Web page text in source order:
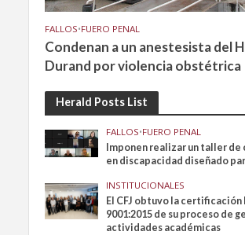
FALLOS•FUERO PENAL
Condenan a un anestesista del
Durand por violencia obstétrica
Herald Posts List
FALLOS•FUERO PENAL
Imponen realizar un taller
en discapacidad diseñado
INSTITUCIONALES
El CFJ obtuvo la certificación
9001:2015 de su proceso de
actividades académicas